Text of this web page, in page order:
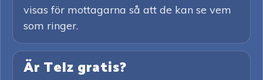
visas för mottagarna så att de kan se vem
som ringer.
Är Telz gratis?